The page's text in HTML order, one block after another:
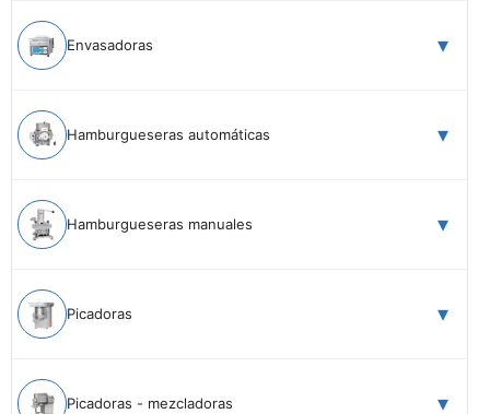
Envasadoras
Hamburgueseras automáticas
Hamburgueseras manuales
Picadoras
Picadoras - mezcladoras